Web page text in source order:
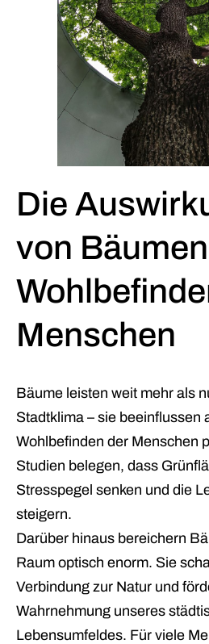
Die
von
Menschen
Bäume leisten weit mehr als
Stadtklima – sie beeinflussen
Wohlbefinden der Menschen
Studien belegen, dass
Stresspegel senken und die
steigern.
Darüber hinaus bereichern
Raum optisch enorm. Sie
Verbindung zur Natur und
Wahrnehmung unseres
Lebensumfeldes. Für viele